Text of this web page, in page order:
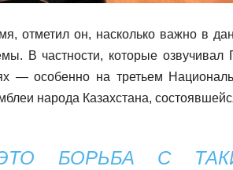
отметил он, насколько важно в
В частности, которые озвучивал
— особенно на третьем
народа Казахстана,
БОРЬБА С